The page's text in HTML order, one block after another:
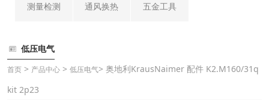
测量检测 通风换热 五金工具
低压电气
首页 > 产品中心 > 低压电气> 奥地利KrausNaimer 配件 K2.M160/31q
kit 2p23